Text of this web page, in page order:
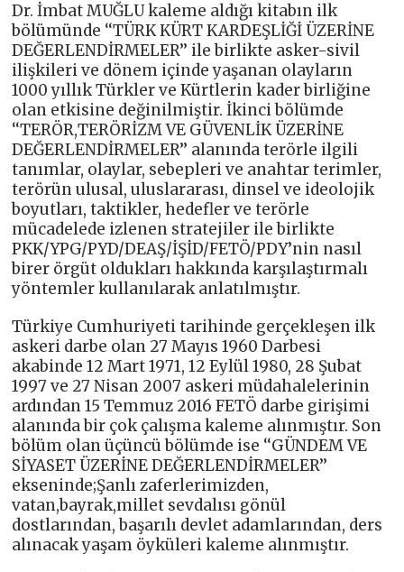
Dr. İmbat MUĞLU kaleme aldığı kitabın ilk
bölümünde ‘‘TÜRK KÜRT KARDEŞLİĞİ ÜZERİNE
DEĞERLENDİRMELER’’ ile birlikte asker-sivil
ilişkileri ve dönem içinde yaşanan olayların
1000 yıllık Türkler ve Kürtlerin kader birliğine
olan etkisine değinilmiştir. İkinci bölümde
‘‘TERÖR,TERÖRİZM VE GÜVENLİK ÜZERİNE
DEĞERLENDİRMELER’’ alanında terörle ilgili
tanımlar, olaylar, sebepleri ve anahtar terimler,
terörün ulusal, uluslararası, dinsel ve ideolojik
boyutları, taktikler, hedefler ve terörle
mücadelede izlenen stratejiler ile birlikte
PKK/YPG/PYD/DEAŞ/İŞİD/FETÖ/PDY’nin nasıl
birer örgüt oldukları hakkında karşılaştırmalı
yöntemler kullanılarak anlatılmıştır.
Türkiye Cumhuriyeti tarihinde gerçekleşen ilk
askeri darbe olan 27 Mayıs 1960 Darbesi
akabinde 12 Mart 1971, 12 Eylül 1980, 28 Şubat
1997 ve 27 Nisan 2007 askeri müdahalelerinin
ardından 15 Temmuz 2016 FETÖ darbe girişimi
alanında bir çok çalışma kaleme alınmıştır. Son
bölüm olan üçüncü bölümde ise ‘‘GÜNDEM VE
SİYASET ÜZERİNE DEĞERLENDİRMELER’’
ekseninde;Şanlı zaferlerimizden,
vatan,bayrak,millet sevdalısı gönül
dostlarından, başarılı devlet adamlarından, ders
alınacak yaşam öyküleri kaleme alınmıştır.